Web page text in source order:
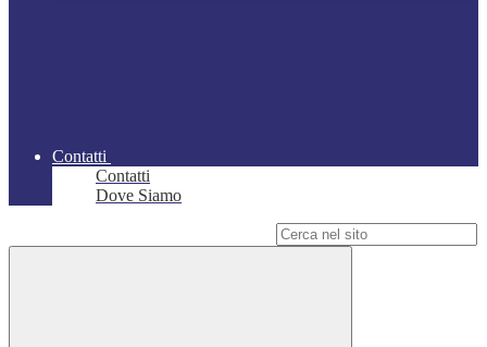
Contatti
Contatti
Dove Siamo